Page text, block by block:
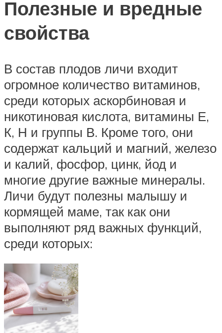
Полезные и вредные
свойства
В состав плодов личи входит
огромное количество витаминов,
среди которых аскорбиновая и
никотиновая кислота, витамины Е,
К, Н и группы В. Кроме того, они
содержат кальций и магний, железо
и калий, фосфор, цинк, йод и
многие другие важные минералы.
Личи будут полезны малышу и
кормящей маме, так как они
выполняют ряд важных функций,
среди которых: